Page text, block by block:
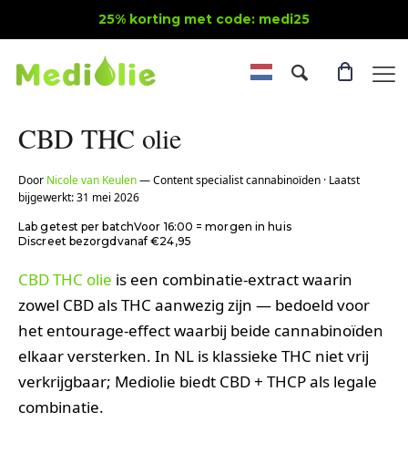
25% korting met code: medi25
CBD THC olie
Door Nicole van Keulen— Content specialist cannabinoïden · Laatst
bijgewerkt: 31 mei 2026
Lab getest per batchVoor 16:00 = morgen in huis
Discreet bezorgd vanaf €24,95
CBDTHC olie is een combinatie-extract waarin
zowel CBD als THC aanwezig zijn — bedoeld voor
het entourage-effect waarbij beide cannabinoïden
elkaar versterken. In NL is klassieke THC niet vrij
verkrijgbaar; Mediolie biedt CBD + THCP als legale
combinatie.